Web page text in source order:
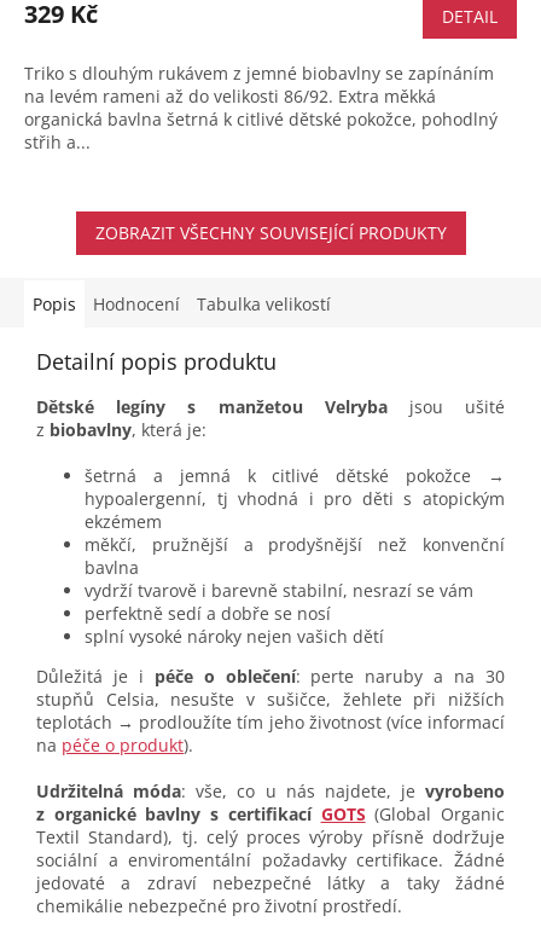
329 Kč DETAIL
Triko s dlouhým rukávem z jemné biobavlny se zapínáním
na levém rameni až do velikosti 86/92. Extra měkká
organická bavlna šetrná k citlivé dětské pokožce, pohodlný
střih a...
ZOBRAZIT VŠECHNY SOUVISEJÍCÍ PRODUKTY
Popis Hodnocení Tabulka velikostí
Detailní popis produktu
Dětské legíny s manžetou Velryba jsou ušité
z biobavlny, která je:
šetrná a jemná k citlivé dětské pokožce →
hypoalergenní, tj vhodná i pro děti s atopickým
ekzémem
měkčí, pružnější a prodyšnější než konvenční
bavlna
vydrží tvarově i barevně stabilní, nesrazí se vám
perfektně sedí a dobře se nosí
splní vysoké nároky nejen vašich dětí
Důležitá je i péče o oblečení: perte naruby a na 30
stupňů Celsia, nesušte v sušičce, žehlete při nižších
teplotách → prodloužíte tím jeho životnost (více informací
na péče o produkt).
Udržitelná móda: vše, co u nás najdete, je vyrobeno
z organické bavlny s certifikací GOTS (Global Organic
Textil Standard), tj. celý proces výroby přísně dodržuje
sociální a enviromentální požadavky certifikace. Žádné
jedovaté a zdraví nebezpečné látky a taky žádné
chemikálie nebezpečné pro životní prostředí.